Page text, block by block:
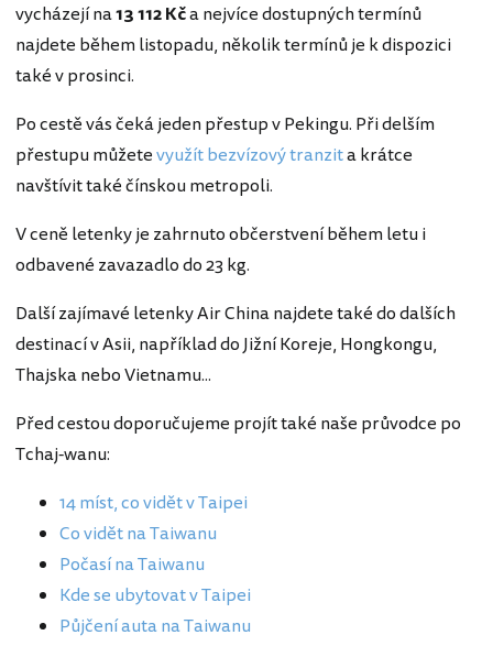
vycházejí na13 112 Kča nejvíce dostupných termínů
najdete během listopadu, několik termínů je k dispozici
také v prosinci.
Po cestě vás čeká jeden přestup v Pekingu. Při delším
přestupu můžetevyužít bezvízový tranzita krátce
navštívit také čínskou metropoli.
V ceně letenky je zahrnuto občerstvení během letu i
odbavené zavazadlo do 23 kg.
Další zajímavé letenky Air China najdete také do dalších
destinací v Asii, například do Jižní Koreje, Hongkongu,
Thajska nebo Vietnamu...
Před cestou doporučujeme projít také naše průvodce po
Tchaj-wanu:
14 míst, co vidět v Taipei
Co vidět na Taiwanu
Počasí na Taiwanu
Kde se ubytovat v Taipei
Půjčení auta na Taiwanu